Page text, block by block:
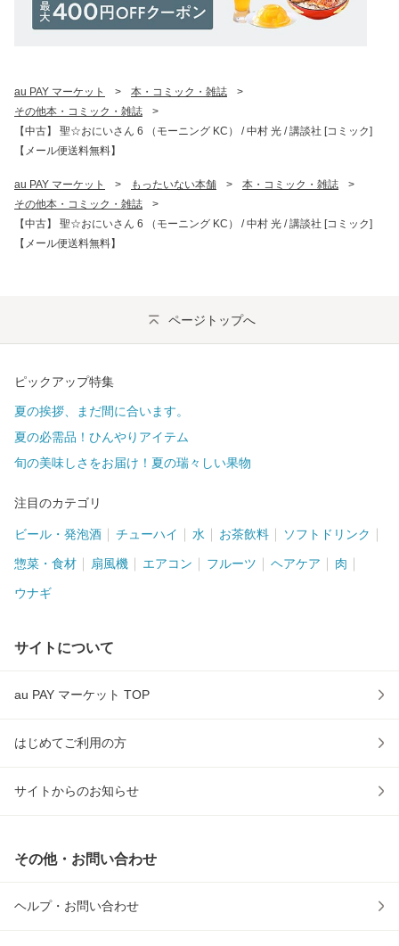
au PAY マーケット > 本・コミック・雑誌
>
その他本・コミック・雑誌
>
【中古】 聖☆おにいさん 6 （モーニング KC） / 中村 光 / 講談社 [コミック]
【メール便送料無料】
au PAY マーケット > もったいない本舗 > 本・コミック・雑誌
>
その他本・コミック・雑誌
>
【中古】 聖☆おにいさん 6 （モーニング KC） / 中村 光 / 講談社 [コミック]
【メール便送料無料】
ページトップへ
ピックアップ特集
夏の挨拶、まだ間に合います。
夏の必需品！ひんやりアイテム
旬の美味しさをお届け！夏の瑞々しい果物
注目のカテゴリ
ビール・発泡酒 チューハイ 水 お茶飲料 ソフトドリンク
惣菜・食材 扇風機 エアコン フルーツ ヘアケア 肉
ウナギ
サイトについて
au PAY マーケット TOP
はじめてご利用の方
サイトからのお知らせ
その他・お問い合わせ
ヘルプ・お問い合わせ